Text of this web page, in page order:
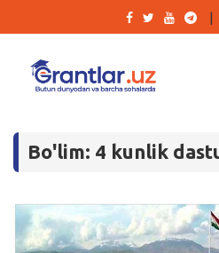
Tanlovlar
Kurslar
Bo'lim: 4 kunlik